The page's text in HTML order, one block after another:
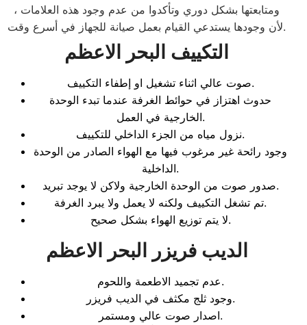
ومتابعتها بشكل دوري وتأكدوا من عدم وجود هذه العلامات ،
لأن وجودها يستدعي القيام بعمل صيانة للجهاز في أسرع وقت.
التكييف البحر الاعظم
صوت عالي اثناء تشغيل او إطفاء التكييف.
حدوث اهتزاز في حوائط الغرفة عندما تبدء الوحدة
الخارجية في العمل.
نزول مياه من الجزء الداخلي للتكييف.
وجود رائحة غير مرغوب فيها مع الهواء الصادر من الوحدة
الداخلية.
صدور صوت من الوحدة الخارجية ولاكن لا يوجد تبريد.
تم تشغل التكييف ولكنه لا يعمل ولا يبرد الغرفة.
لا يتم توزيع الهواء بشكل صحيح.
الديب فريزر البحر الاعظم
عدم تجميد الاطعمة واللحوم.
وجود ثلج مكثف في الديب فريزر.
اصدار صوت عالي ومستمر.